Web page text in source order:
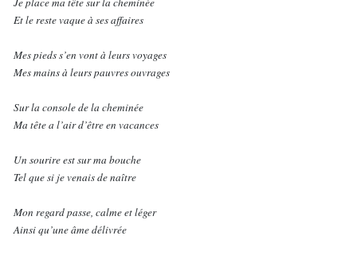
Et le reste vaque à ses affaires
Mes pieds s’en vont à leurs voyages
Mes mains à leurs pauvres ouvrages
Sur la console de la cheminée
Ma tête a l’air d’être en vacances
Un sourire est sur ma bouche
Tel que si je venais de naître
Mon regard passe, calme et léger
Ainsi qu’une âme délivrée